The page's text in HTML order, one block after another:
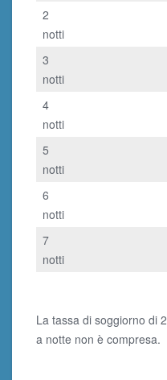
2
notti
3
notti
4
notti
5
notti
6
notti
7
notti
La tassa di soggiorno di
a notte non è compresa.